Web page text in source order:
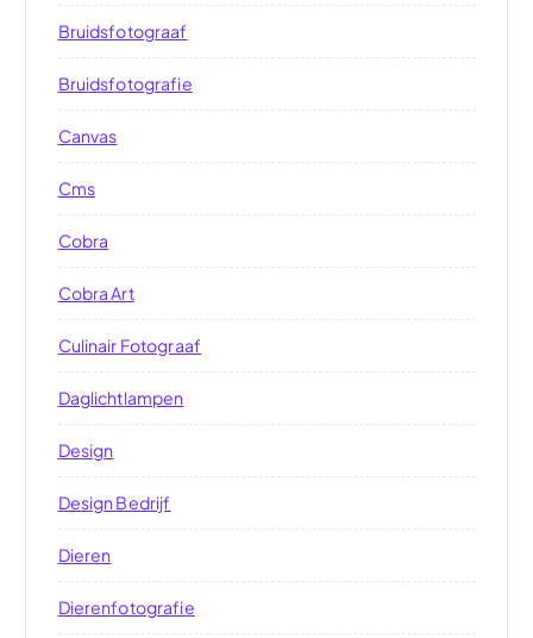
Bruidsfotograaf
Bruidsfotografie
Canvas
Cms
Cobra
Cobra Art
Culinair Fotograaf
Daglichtlampen
Design
Design Bedrijf
Dieren
Dierenfotografie